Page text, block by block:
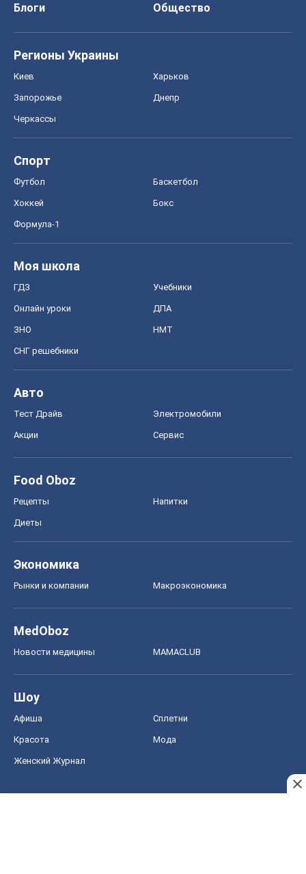
Блоги
Общество
Регионы Украины
Киев Харьков
Запорожье Днепр
Черкассы
Спорт
Футбол Баскетбол
Хоккей Бокс
Формула-1
Моя школа
ГДЗ Учебники
Онлайн уроки ДПА
ЗНО НМТ
СНГ решебники
Авто
Тест Драйв Электромобили
Акции Сервис
Food Oboz
Рецепты Напитки
Диеты
Экономика
Рынки и компании Mакроэкономика
MedOboz
Новости медицины MAMACLUB
Шоу
Афиша Сплетни
Красота Мода
Женский Журнал